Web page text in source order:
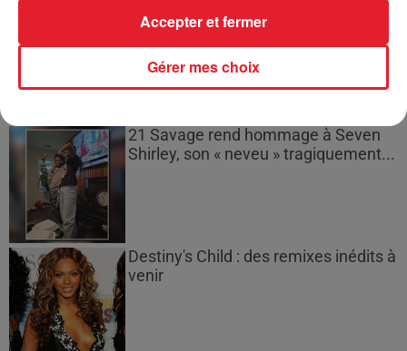
Les prix des carburants explosent :
gazole et SP95-E10 au-dessus de...
21 Savage rend hommage à Seven
Shirley, son « neveu » tragiquement...
Destiny's Child : des remixes inédits à
venir
Gérer mes choix
Accepter et fermer